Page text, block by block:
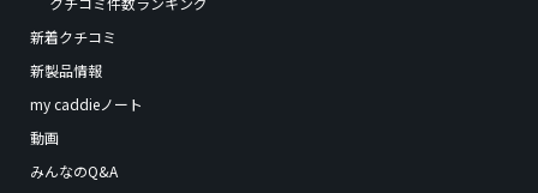
新着クチコミ
新製品情報
my caddieノート
動画
みんなのQ&A